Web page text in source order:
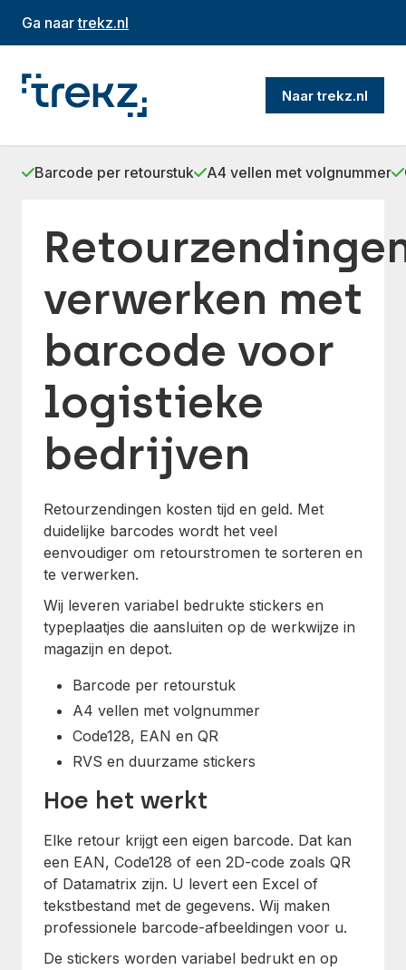
Ga naartrekz.nl
Naar trekz.nl
Barcode per retourstuk A4 vellen met volgnummer
verwerken met
barcode voor
logistieke
bedrijven
Retourzendingen kosten tijd en geld. Met
duidelijke barcodes wordt het veel
eenvoudiger om retourstromen te sorteren en
te verwerken.
Wij leveren variabel bedrukte stickers en
typeplaatjes die aansluiten op de werkwijze in
magazijn en depot.
Barcode per retourstuk
A4 vellen met volgnummer
Code128, EAN en QR
RVS en duurzame stickers
Hoe het werkt
Elke retour krijgt een eigen barcode. Dat kan
een EAN, Code128 of een 2D-code zoals QR
of Datamatrix zijn. U levert een Excel of
tekstbestand met de gegevens. Wij maken
professionele barcode-afbeeldingen voor u.
De stickers worden variabel bedrukt en op